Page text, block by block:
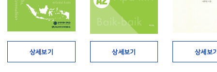
상세보기 상세보기 상세보